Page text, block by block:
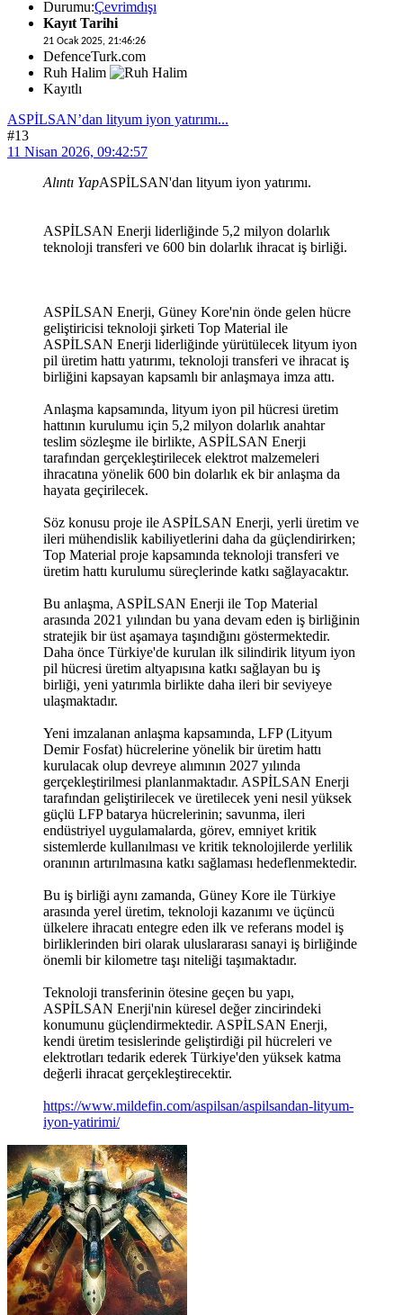
Durumu:Çevrimdışı
Kayıt Tarihi
21 Ocak 2025, 21:46:26
DefenceTurk.com
Ruh Halim
Kayıtlı
ASPİLSAN’dan lityum iyon yatırımı...
#13
11 Nisan 2026, 09:42:57
Alıntı YapASPİLSAN'dan lityum iyon yatırımı.
ASPİLSAN Enerji liderliğinde 5,2 milyon dolarlık
teknoloji transferi ve 600 bin dolarlık ihracat iş birliği.
ASPİLSAN Enerji, Güney Kore'nin önde gelen hücre
geliştiricisi teknoloji şirketi Top Material ile
ASPİLSAN Enerji liderliğinde yürütülecek lityum iyon
pil üretim hattı yatırımı, teknoloji transferi ve ihracat iş
birliğini kapsayan kapsamlı bir anlaşmaya imza attı.
Anlaşma kapsamında, lityum iyon pil hücresi üretim
hattının kurulumu için 5,2 milyon dolarlık anahtar
teslim sözleşme ile birlikte, ASPİLSAN Enerji
tarafından gerçekleştirilecek elektrot malzemeleri
ihracatına yönelik 600 bin dolarlık ek bir anlaşma da
hayata geçirilecek.
Söz konusu proje ile ASPİLSAN Enerji, yerli üretim ve
ileri mühendislik kabiliyetlerini daha da güçlendirirken;
Top Material proje kapsamında teknoloji transferi ve
üretim hattı kurulumu süreçlerinde katkı sağlayacaktır.
Bu anlaşma, ASPİLSAN Enerji ile Top Material
arasında 2021 yılından bu yana devam eden iş birliğinin
stratejik bir üst aşamaya taşındığını göstermektedir.
Daha önce Türkiye'de kurulan ilk silindirik lityum iyon
pil hücresi üretim altyapısına katkı sağlayan bu iş
birliği, yeni yatırımla birlikte daha ileri bir seviyeye
ulaşmaktadır.
Yeni imzalanan anlaşma kapsamında, LFP (Lityum
Demir Fosfat) hücrelerine yönelik bir üretim hattı
kurulacak olup devreye alımının 2027 yılında
gerçekleştirilmesi planlanmaktadır. ASPİLSAN Enerji
tarafından geliştirilecek ve üretilecek yeni nesil yüksek
güçlü LFP batarya hücrelerinin; savunma, ileri
endüstriyel uygulamalarda, görev, emniyet kritik
sistemlerde kullanılması ve kritik teknolojilerde yerlilik
oranının artırılmasına katkı sağlaması hedeflenmektedir.
Bu iş birliği aynı zamanda, Güney Kore ile Türkiye
arasında yerel üretim, teknoloji kazanımı ve üçüncü
ülkelere ihracatı entegre eden ilk ve referans model iş
birliklerinden biri olarak uluslararası sanayi iş birliğinde
önemli bir kilometre taşı niteliği taşımaktadır.
Teknoloji transferinin ötesine geçen bu yapı,
ASPİLSAN Enerji'nin küresel değer zincirindeki
konumunu güçlendirmektedir. ASPİLSAN Enerji,
kendi üretim tesislerinde geliştirdiği pil hücreleri ve
elektrotları tedarik ederek Türkiye'den yüksek katma
değerli ihracat gerçekleştirecektir.
https://www.mildefin.com/aspilsan/aspilsandan-lityum-
iyon-yatirimi/